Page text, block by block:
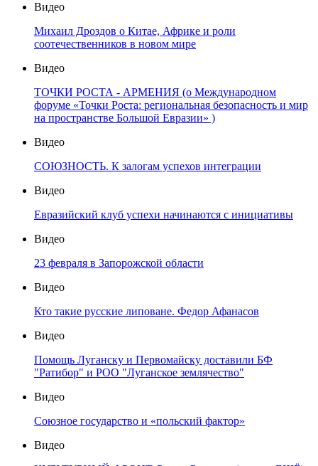
Видео
Михаил Дроздов о Китае, Африке и роли
соотечественников в новом мире
Видео
ТОЧКИ РОСТА - АРМЕНИЯ (о Международном
форуме «Точки Роста: региональная безопасность и мир
на пространстве Большой Евразии» )
Видео
СОЮЗНОСТЬ. К залогам успехов интеграции
Видео
Евразийский клуб успехи начинаются с инициативы
Видео
23 февраля в Запорожской области
Видео
Кто такие русские липоване. Федор Афанасов
Видео
Помощь Луганску и Первомайску доставили БФ
"Ратибор" и РОО "Луганское землячество"
Видео
Союзное государство и «польский фактор»
Видео